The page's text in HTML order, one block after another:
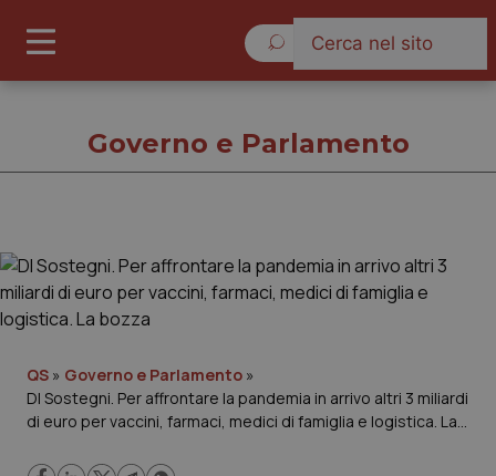
Cronache
Governo e Parlamento
Regioni e Asl
Governo e Parlamento
QS » Governo e Parlamento »
Dl Sostegni. Per affrontare la pandemia in arrivo altri 3 miliardi
di euro per vaccini, farmaci, medici di famiglia e logistica. La